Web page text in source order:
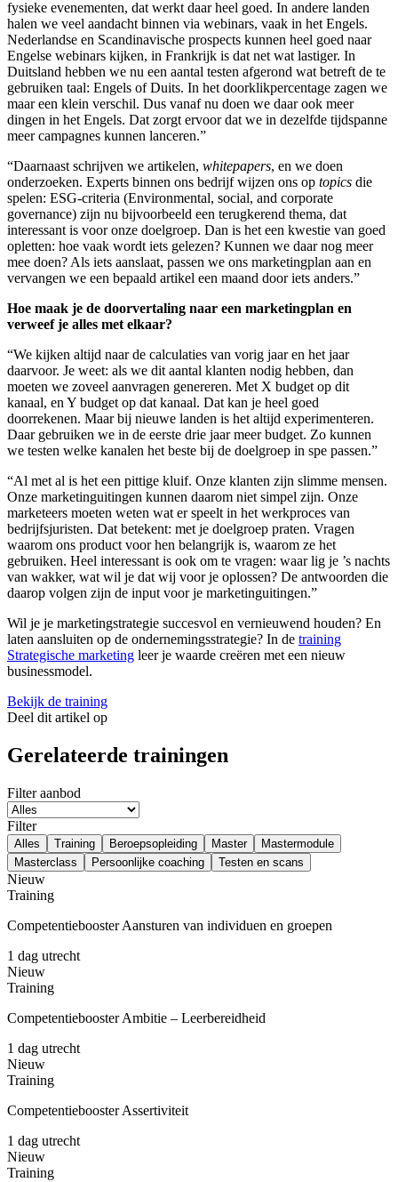
fysieke evenementen, dat werkt daar heel goed. In andere landen
halen we veel aandacht binnen via webinars, vaak in het Engels.
Nederlandse en Scandinavische prospects kunnen heel goed naar
Engelse webinars kijken, in Frankrijk is dat net wat lastiger. In
Duitsland hebben we nu een aantal testen afgerond wat betreft de te
gebruiken taal: Engels of Duits. In het doorklikpercentage zagen we
maar een klein verschil. Dus vanaf nu doen we daar ook meer
dingen in het Engels. Dat zorgt ervoor dat we in dezelfde tijdspanne
meer campagnes kunnen lanceren.”
“Daarnaast schrijven we artikelen, whitepapers, en we doen
onderzoeken. Experts binnen ons bedrijf wijzen ons op topics die
spelen: ESG-criteria (Environmental, social, and corporate
governance) zijn nu bijvoorbeeld een terugkerend thema, dat
interessant is voor onze doelgroep. Dan is het een kwestie van goed
opletten: hoe vaak wordt iets gelezen? Kunnen we daar nog meer
mee doen? Als iets aanslaat, passen we ons marketingplan aan en
vervangen we een bepaald artikel een maand door iets anders.”
Hoe maak je de doorvertaling naar een marketingplan en
verweef je alles met elkaar?
“We kijken altijd naar de calculaties van vorig jaar en het jaar
daarvoor. Je weet: als we dit aantal klanten nodig hebben, dan
moeten we zoveel aanvragen genereren. Met X budget op dit
kanaal, en Y budget op dat kanaal. Dat kan je heel goed
doorrekenen. Maar bij nieuwe landen is het altijd experimenteren.
Daar gebruiken we in de eerste drie jaar meer budget. Zo kunnen
we testen welke kanalen het beste bij de doelgroep in spe passen.”
“Al met al is het een pittige kluif. Onze klanten zijn slimme mensen.
Onze marketinguitingen kunnen daarom niet simpel zijn. Onze
marketeers moeten weten wat er speelt in het werkproces van
bedrijfsjuristen. Dat betekent: met je doelgroep praten. Vragen
waarom ons product voor hen belangrijk is, waarom ze het
gebruiken. Heel interessant is ook om te vragen: waar lig je ’s nachts
van wakker, wat wil je dat wij voor je oplossen? De antwoorden die
daarop volgen zijn de input voor je marketinguitingen.”
Wil je je marketingstrategie succesvol en vernieuwend houden? En
laten aansluiten op de ondernemingsstrategie? In de training
Strategische marketing leer je waarde creëren met een nieuw
businessmodel.
Bekijk de training
Deel dit artikel op
Gerelateerde trainingen
Filter aanbod
Filter
Alles Training Beroepsopleiding Master
Mastermodule
Masterclass
Persoonlijke coaching Testen en scans
Nieuw
Training
Competentiebooster Aansturen van individuen en groepen
1 dag utrecht
Nieuw
Training
Competentiebooster Ambitie – Leerbereidheid
1 dag utrecht
Nieuw
Training
Competentiebooster Assertiviteit
1 dag utrecht
Nieuw
Training